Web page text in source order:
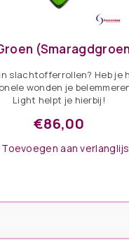
slachtofferrollen? Heb je
wonden je
Light helpt je hierbij!
€86,00
Toevoegen aan